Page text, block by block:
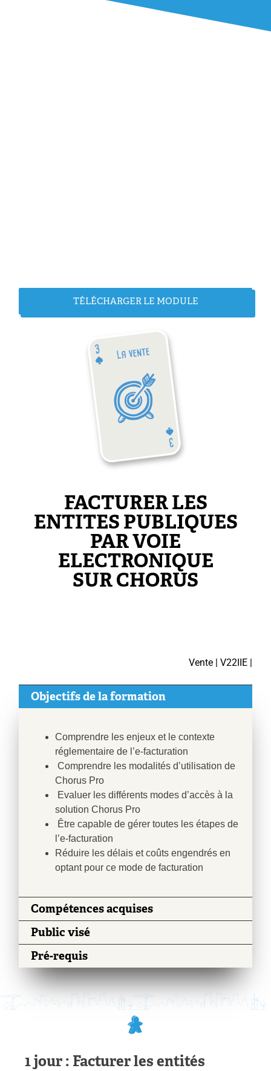
TÉLÉCHARGER LE MODULE
FACTURER LES
ENTITES PUBLIQUES
PAR VOIE
ELECTRONIQUE
SUR CHORUS
Vente | V22IIE |
Objectifs de la formation
Comprendre les enjeux et le contexte
réglementaire de l’e-facturation
Comprendre les modalités d’utilisation de
Chorus Pro
Evaluer les différents modes d’accès à la
solution Chorus Pro
Être capable de gérer toutes les étapes de
l’e-facturation
Réduire les délais et coûts engendrés en
optant pour ce mode de facturation
Compétences acquises
Public visé
Pré-requis
1 jour : Facturer les entités